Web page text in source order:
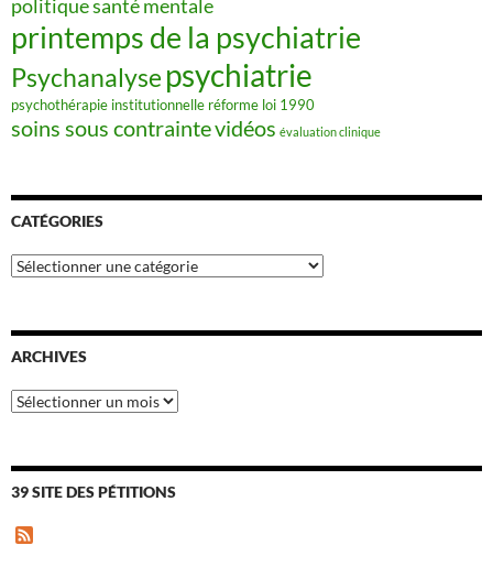
politique santé mentale
printemps de la psychiatrie
Psychanalyse psychiatrie
psychothérapie institutionnelle réforme loi 1990
soins sous contraintevidéos évaluation clinique
CATÉGORIES
Catégories
ARCHIVES
Archives
39 SITE DES PÉTITIONS